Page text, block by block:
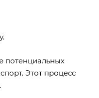
потенциальных
Этот процесс